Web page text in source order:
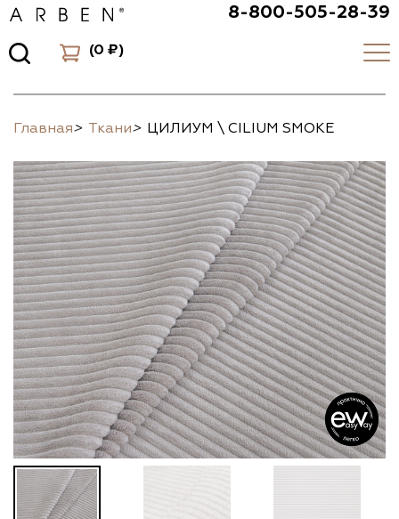
8-800-505-28-39
(0 ₽)
Главная> Ткани> ЦИЛИУМ \ CILIUM SMOKE